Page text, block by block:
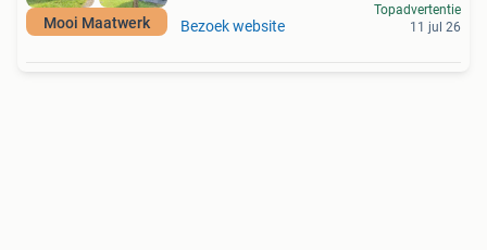
Mooi Maatwerk Bezoek website
Topadvertentie
11 jul 26